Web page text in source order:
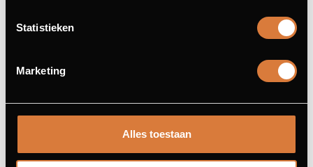
Statistieken
Marketing
Alles toestaan
SOEPEN
KRUIDIGE TOMATENSOEP 7.50